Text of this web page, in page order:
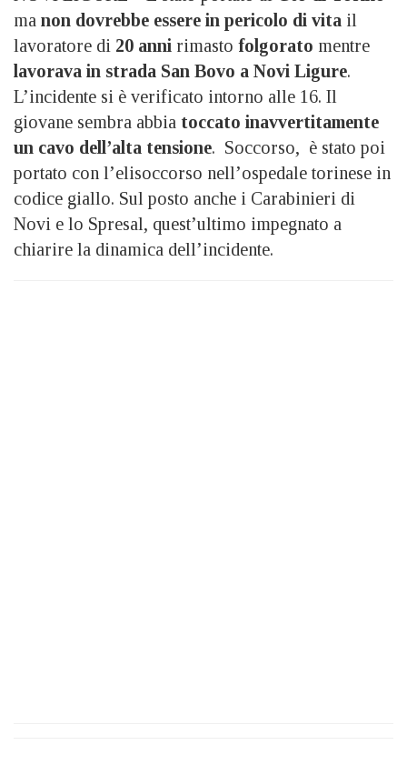
ma non dovrebbe essere in pericolo di vita il
lavoratore di 20 anni rimasto folgorato mentre
lavorava in strada San Bovo a Novi Ligure.
L’incidente si è verificato intorno alle 16. Il
giovane sembra abbia toccato inavvertitamente
un cavo dell’alta tensione. Soccorso, è stato poi
portato con l’elisoccorso nell’ospedale torinese in
codice giallo. Sul posto anche i Carabinieri di
Novi e lo Spresal, quest’ultimo impegnato a
chiarire la dinamica dell’incidente.